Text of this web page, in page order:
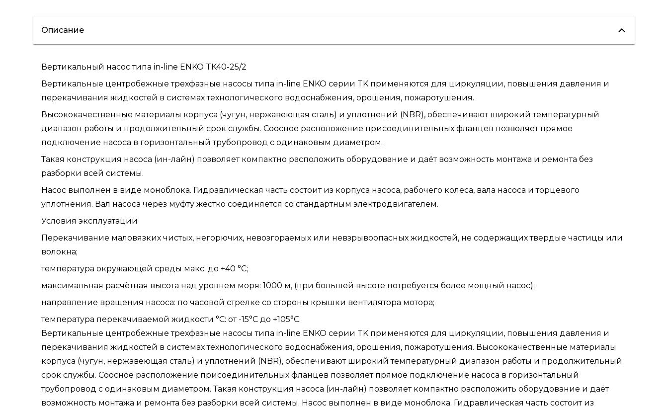
Описание
Вертикальный насос типа in-line ENKO TK40-25/2
Вертикальные центробежные трехфазные насосы типа in-line ENKO серии TK применяются для циркуляции, повышения давления и
перекачивания жидкостей в системах технологического водоснабжения, орошения, пожаротушения.
Высококачественные материалы корпуса (чугун, нержавеющая сталь) и уплотнений (NBR), обеспечивают широкий температурный
диапазон работы и продолжительный срок службы. Соосное расположение присоединительных фланцев позволяет прямое
подключение насоса в горизонтальный трубопровод с одинаковым диаметром.
Такая конструкция насоса (ин-лайн) позволяет компактно расположить оборудование и даёт возможность монтажа и ремонта без
разборки всей системы.
Насос выполнен в виде моноблока. Гидравлическая часть состоит из корпуса насоса, рабочего колеса, вала насоса и торцевого
уплотнения. Вал насоса через муфту жестко соединяется со стандартным электродвигателем.
Условия эксплуатации
Перекачивание маловязких чистых, негорючих, невозгораемых или невзрывоопасных жидкостей, не содержащих твердые частицы или
волокна;
температура окружающей среды макс. до +40 °C;
максимальная расчётная высота над уровнем моря: 1000 м, (при большей высоте потребуется более мощный насос);
направление вращения насоса: по часовой стрелке со стороны крышки вентилятора мотора;
температура перекачиваемой жидкости °C: от -15°C до +105°C.
Вертикальные центробежные трехфазные насосы типа in-line ENKO серии TK применяются для циркуляции, повышения давления и
перекачивания жидкостей в системах технологического водоснабжения, орошения, пожаротушения. Высококачественные материалы
корпуса (чугун, нержавеющая сталь) и уплотнений (NBR), обеспечивают широкий температурный диапазон работы и продолжительный
срок службы. Соосное расположение присоединительных фланцев позволяет прямое подключение насоса в горизонтальный
трубопровод с одинаковым диаметром. Такая конструкция насоса (ин-лайн) позволяет компактно расположить оборудование и даёт
возможность монтажа и ремонта без разборки всей системы. Насос выполнен в виде моноблока. Гидравлическая часть состоит из